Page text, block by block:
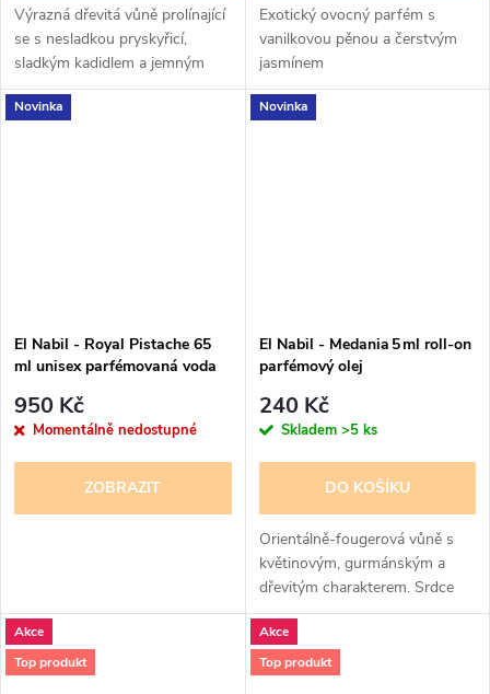
Výrazná dřevitá vůně prolínající
se s nesladkou pryskyřicí,
sladkým kadidlem a jemným
oudem. Pro muže a ženy
Exotický ovocný parfém s
vanilkovou pěnou a čerstvým
jasmínem
Novinka
El Nabil - Royal Pistache 65
ml unisex parfémovaná voda
950 Kč
Momentálně nedostupné
ZOBRAZIT
Novinka
El Nabil - Medania 5 ml roll-on
parfémový olej
240 Kč
Skladem >5 ks
DO KOŠÍKU
Orientálně-fougerová vůně s
květinovým, gurmánským a
dřevitým charakterem. Srdce
parfému tvoří červené ovoce a
růže, základ doplňují karamel,
ambra, pačuli a santalové
Akce
Top produkt
Akce
Top produkt